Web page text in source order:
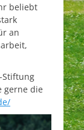
beliebt
an
Stiftung
gerne die